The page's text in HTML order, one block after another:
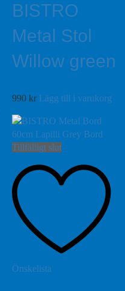
BISTRO
Metal Stol
Willow green
990 kr Lägg till i varukorg
Tillfälligt slut
Önskelista